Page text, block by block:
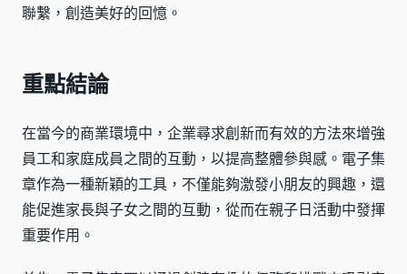
聯繫，創造美好的回憶。
重點結論
在當今的商業環境中，企業尋求創新而有效的方法來增強
員工和家庭成員之間的互動，以提高整體參與感。電子集
章作為一種新穎的工具，不僅能夠激發小朋友的興趣，還
能促進家長與子女之間的互動，從而在親子日活動中發揮
重要作用。